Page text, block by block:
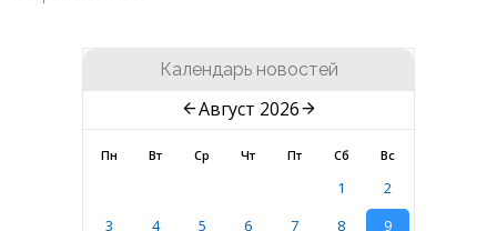
Календарь новостей
Август 2026
Пн Вт Ср Чт Пт Сб Вс
1
2
3
4 5 6 7 8 9